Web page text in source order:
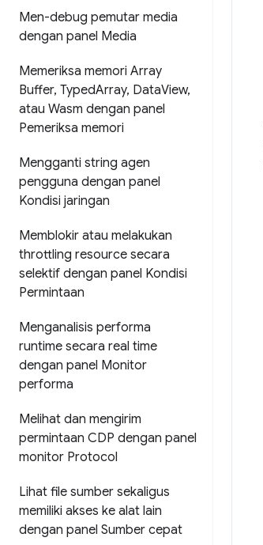
Men-debug pemutar media
dengan panel Media
Memeriksa memori Array
Buffer, TypedArray, DataView,
atau Wasm dengan panel
Pemeriksa memori
Mengganti string agen
pengguna dengan panel
Kondisi jaringan
Memblokir atau melakukan
throttling resource secara
selektif dengan panel Kondisi
Permintaan
Menganalisis performa
runtime secara real time
dengan panel Monitor
performa
Melihat dan mengirim
permintaan CDP dengan panel
monitor Protocol
Lihat file sumber sekaligus
memiliki akses ke alat lain
dengan panel Sumber cepat